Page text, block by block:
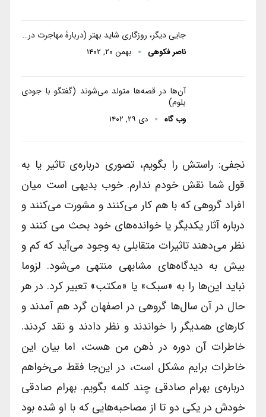
جایی دیگر، روزگاری شاید بهتر (دربارۀ مهاجرت در…
ناصر فکوهی بهمن ۲۰, ۱۴۰۲
آن‌ها در قصه‌ها متولد می‌شوند (گفتگو با جودی
بلوم)
وب گاه دی ۲۹, ۱۴۰۲
نجفی: راستش را بگویم، تصوری درباره‌ی تاثیر یا به
قول شما نقش خودم ندارم. خوب بدیهی است میان
افراد گروهی که با هم کار می‌کنند و مشورت می‌کنند و
درباره آثار یکدیگر یا خوانده‌های خود بحث می کنند و
نظر می‌دهند تاثیرات متقابلی به وجود می‌آید که کم و
بیش به دیدگاه‌های مشابهی منتهی می‌شود. لزوما
نباید این‌ها را به «سبک» یا «مکتب» تعبیر کرد. در هر
حال در آن سال‌ها گروهی در اصفهان گرد هم آمدند و
کارهای همدیگر را خواندند و نظر دادند و نقد کردند.
خاطرات آن دوره در ذهن من هست، اما بیان این
خاطرات برایم مشکل است، در این‌جا فقط می‌خواهم
درباره‌ی بهرام صادقی چند کلمه بگویم. بهرام صادقی
خودش در یکی دو تا از مصاحبه‌هایی که با او شده بود